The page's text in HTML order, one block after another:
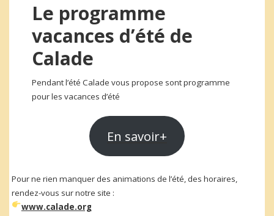
Le programme
vacances d’été de
Calade
Pendant l’été Calade vous propose sont programme
pour les vacances d’été
En savoir+
Pour ne rien manquer des animations de l’été, des horaires,
rendez-vous sur notre site :
www.calade.org